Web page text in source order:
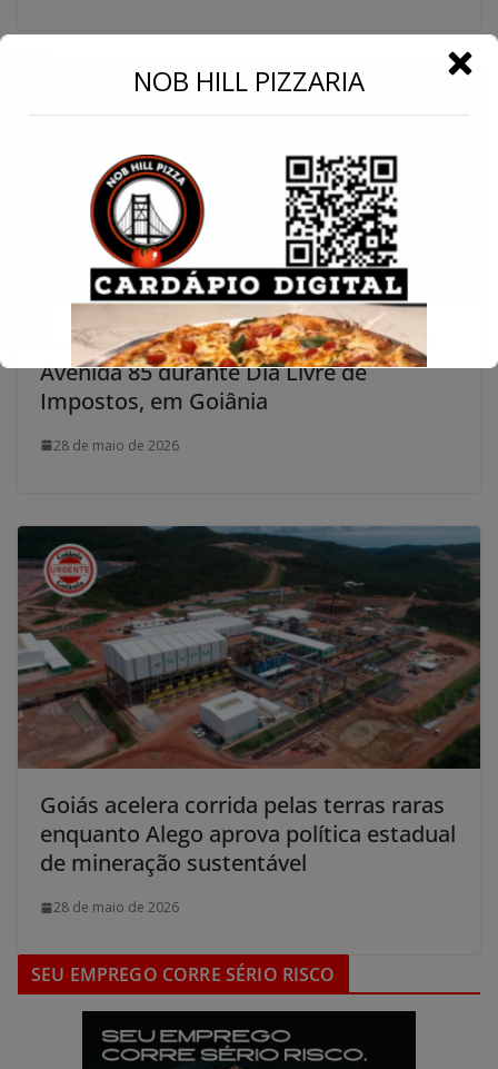
Corrida por gasolina mais barata trava
Avenida 85 durante Dia Livre de
Impostos, em Goiânia
28 de maio de 2026
Goiás acelera corrida pelas terras raras
enquanto Alego aprova política estadual
de mineração sustentável
28 de maio de 2026
SEU EMPREGO CORRE SÉRIO RISCO
NOB HILL PIZZARIA